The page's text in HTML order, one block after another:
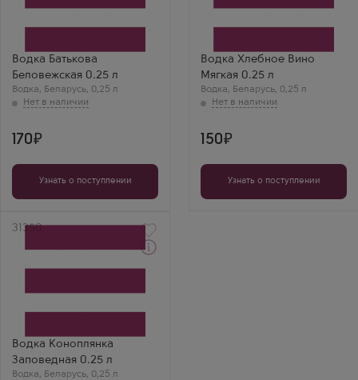
Водка Батькова
Беловежская 0.25 л
Водка, Беларусь, 0,25 л
Производитель
170
Узнать о поступлении
Водка Хлебное Вино
Мягкая 0.25 л
Водка, Беларусь, 0,25 л
Производитель
150
Узнать о поступлении
Артикул
31350
Водка Коноплянка
Заповедная 0.25 л
Водка, Беларусь, 0,25 л
Zapovednaya
Коноплянка